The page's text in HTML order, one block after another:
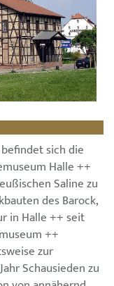
sich die
Halle ++
Saline zu
des Barock,
in Halle ++ seit
++
zur
Schausieden zu